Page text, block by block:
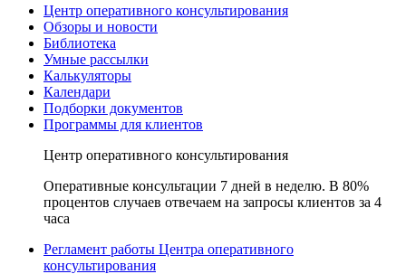
Центр оперативного консультирования
Обзоры и новости
Библиотека
Умные рассылки
Калькуляторы
Календари
Подборки документов
Программы для клиентов
Центр оперативного консультирования
Оперативные консультации 7 дней в неделю. В 80%
процентов случаев отвечаем на запросы клиентов за 4
часа
Регламент работы Центра оперативного
консультирования